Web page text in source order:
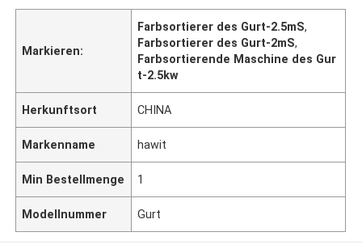
Markieren:
Farbsortierer des Gurt-2.5mS,
Farbsortierer des Gurt-2mS,
Farbsortierende Maschine des Gur
t-2.5kw
Herkunftsort CHINA
Markenname hawit
Min Bestellmenge 1
Modellnummer Gurt